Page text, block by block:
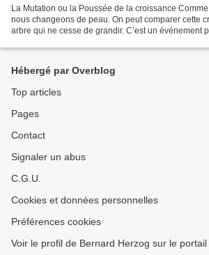
La Mutation ou la Poussée de la croissance
nous changeons de peau. On peut comparer cette
arbre qui ne cesse de grandir. C’est un événement
Hébergé par Overblog
Top articles
Pages
Contact
Signaler un abus
C.G.U.
Cookies et données personnelles
Préférences cookies
Voir le profil de Bernard Herzog sur le